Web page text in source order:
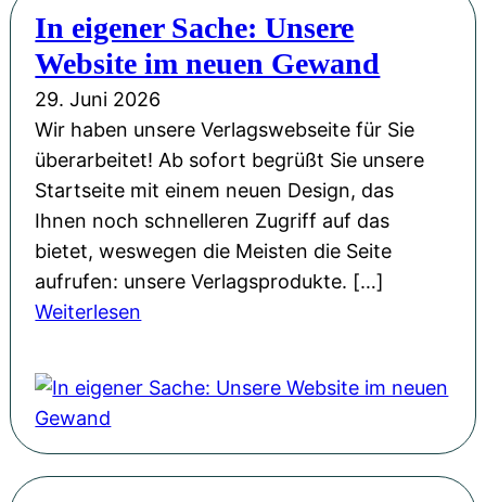
In eigener Sache: Unsere
Website im neuen Gewand
29. Juni 2026
Wir haben unsere Verlagswebseite für Sie
überarbeitet! Ab sofort begrüßt Sie unsere
Startseite mit einem neuen Design, das
Ihnen noch schnelleren Zugriff auf das
bietet, weswegen die Meisten die Seite
aufrufen: unsere Verlagsprodukte. […]
Weiterlesen
e